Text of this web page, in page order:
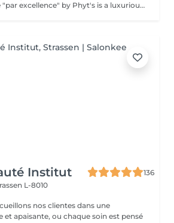
The facial experience "par excellence" by Phyt's is a luxurious choice. It is a combination of natural, concentrated active ingredients like Edelweiss, rosemary and vitamin E, chosen for the mature skin. The gentle introduction of the Dermophyts machine helps to limits cutaneous stress, reduce fine lines and other visible signs of ageing. The treatment firms and tightens and leaves your skin looking radiant and luminous even after the first treatment...But that's not all, your hands and arms or neck get a mini anti-aging treatment too!
Institut
136
L-8010
nos clientes dans une
et apaisante, ou chaque soin est pensé